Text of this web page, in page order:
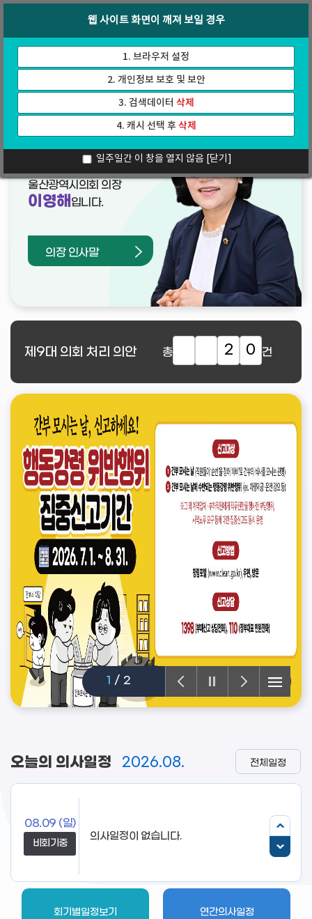
가
기
인터넷방송
웹 사이트 화면이 깨져 보일 경우
1. 브라우저 설정
2. 개인정보 보호 및 보안
3. 검색데이터 삭제
4. 캐시 선택 후삭제
일주일간 이 창을 열지 않음 [닫기]
1 / 2
열린의장실
울산광역시의회 의장
이영해 입니다.
의장 인사말
제9대 의회 처리 의안 총 2 0 건
오늘의 의사일정 2026.08.
08.09 (일)
비회기중
회기별일정보기 연간의사일정
전체일정